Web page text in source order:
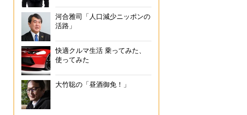
河合雅司「人口減少ニッポンの
活路」
快適クルマ生活 乗ってみた、
使ってみた
大竹聡の「昼酒御免！」